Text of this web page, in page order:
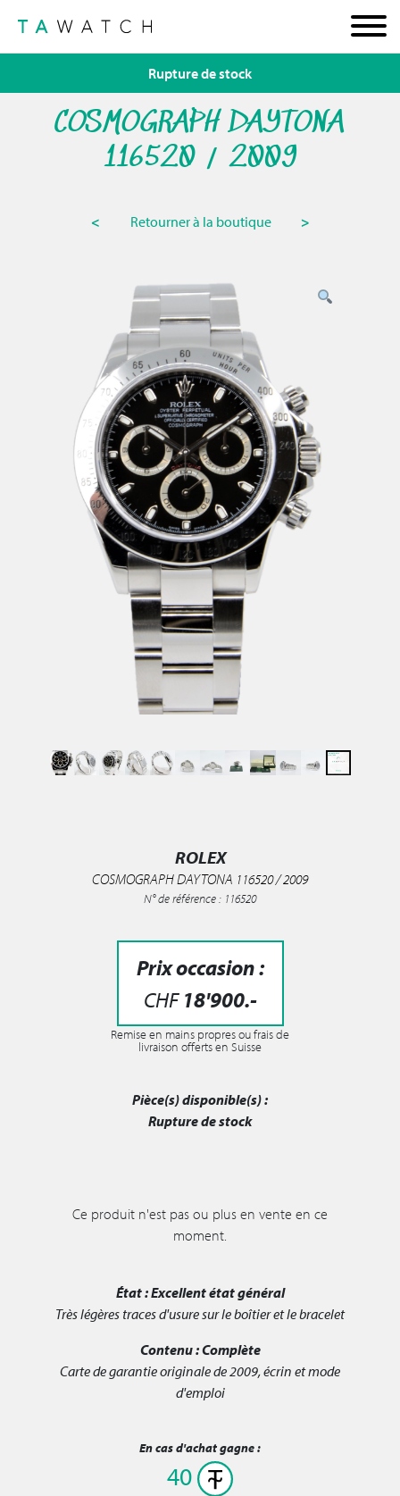
COSMOGRAPH DAYTONA
116520 / 2009
< Retourner à la boutique >
ROLEX
COSMOGRAPH DAYTONA 116520 / 2009
N° de référence : 116520
Prix occasion :
CHF18'900.-
Remise en mains propres ou frais de
livraison offerts en Suisse
Pièce(s) disponible(s) :
Rupture de stock
Rupture de stock
Ce produit n'est pas ou plus en vente en ce
moment.
État :Excellent état général
Très légères traces d'usure sur le boîtier et le bracelet
Contenu :Complète
Carte de garantie originale de 2009, écrin et mode
d'emploi
En cas d'achat gagne :
40